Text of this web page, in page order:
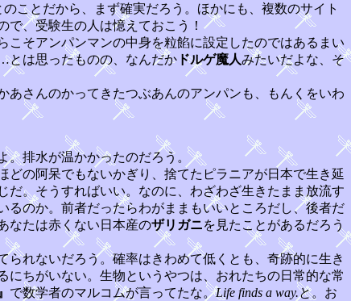
ことだから、まず確実だろう。ほかにも、複数のサイト
、受験生の人は憶えておこう！
そアンパンマンの中身を粒餡に設定したのではあるまい
は思ったものの、なんだか ドルゲ魔人みたいだよな、そ
さんのかってきたつぶあんのアンパンも、もんくをいわ
。排水が温かかったのだろう。
の阿呆でもないかぎり、捨てたピラニアが日本で生き延
。そうすればいい。なのに、わざわざ生きたまま放流す
のか。前者だったらわがままもいいところだし、後者だ
なたは赤くない日本産のザリガニを見たことがあるだろう
れないだろう。確率はきわめて低くとも、奇跡的に生き
ちがいない。生物というやつは、おれたちの日常的な常
で数学者のマルコムが言ってたな。Life finds a way.と。お